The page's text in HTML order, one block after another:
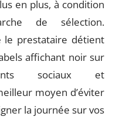
en plus, à condition
de sélection.
le prestataire détient
affichant noir sur
sociaux et
moyen d’éviter
la journée sur vos